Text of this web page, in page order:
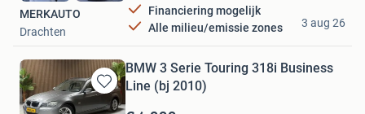
Financiering mogelijk
Alle milieu/emissie zones
MERKAUTO
Drachten
3 aug 26
Bewaren
in
BMW 3 Serie Touring 318i Business
Line (bj 2010)